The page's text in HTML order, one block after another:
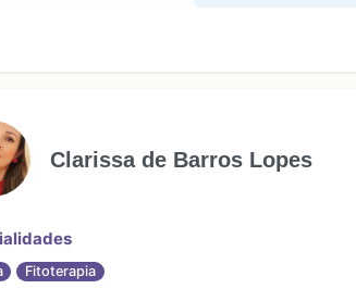
Clarissa de Barros Lopes
Fitoterapia